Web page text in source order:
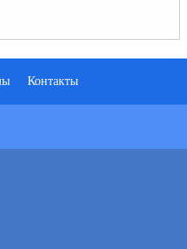
Контакты